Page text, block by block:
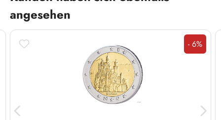
angesehen
Rabatt
- 6%